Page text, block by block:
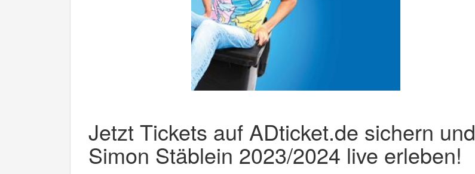
Jetzt Tickets auf ADticket.de sichern und
Simon Stäblein 2023/2024 live erleben!